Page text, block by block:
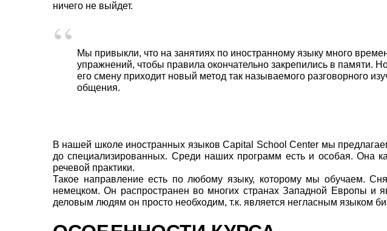
ничего не выйдет.
Мы привыкли, что на занятиях по иностранному языку много
упражнений, чтобы правила окончательно закрепились в памяти.
его смену приходит новый метод так называемого разговорного
общения.
В нашей школе иностранных языков Capital School Center мы
до специализированных. Среди наших программ есть и особая. Она
речевой практики.
Такое направление есть по любому языку, которому мы обучаем.
немецком. Он распространен во многих странах Западной Европы и
деловым людям он просто необходим, т.к. является негласным языком